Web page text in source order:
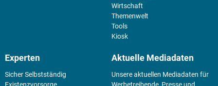
Wirtschaft
Themenwelt
Tools
Kiosk
Experten
Sicher Selbstständig
Existenz­vorsorge
Aktuelle Mediadaten
Unsere aktuellen Mediadaten für
Werbetreibende, Presse und